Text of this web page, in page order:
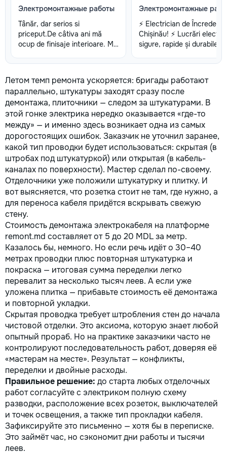
Электромонтажные работы
Tânăr, dar serios si
priceput.De câtiva ani mă
ocup de finisaje interioare. Mă
seriozitatea.Sunt gata sa
Электромонтажные
⚡️ Electrician de Încredere
Chișinău! ⚡️ Lucrări
sigure, rapide și durabile –
Apartamente | 🏬 Spații
proiect la ultimul bec –
executat corect și curat.
⸻ 🔌 Serviciile ✅
prize, întrerupătoare,
de iluminat, senzori ✅
și montaj tablouri electrice
Executare împământări și
instalare contoare ✅
Depistare și remediere
a defecțiunilor ✅
personalizată – găsim
potrivită pentru casa ta!
⸻ 📍 Lucrăm curat,
cap 📞 Sună acum: 068
199 📆 Disponibil rapid în
Chișinău și împrejurimi 💬
curentul pe mâna unui
profesionist. Siguranța ta
începe cu un electrician
Летом темп ремонта ускоряется: бригады работают
параллельно, штукатуры заходят сразу после
демонтажа, плиточники — следом за штукатурами. В
этой гонке электрика нередко оказывается «где-то
между» — и именно здесь возникает одна из самых
дорогостоящих ошибок. Заказчик не уточнил заранее,
какой тип проводки будет использоваться: скрытая (в
штробах под штукатуркой) или открытая (в кабель-
каналах по поверхности). Мастер сделал по-своему.
Отделочники уже положили штукатурку и плитку. И
вот выясняется, что розетка стоит не там, где нужно, а
для переноса кабеля придётся вскрывать свежую
стену.
Стоимость демонтажа электрокабеля на платформе
remont.md составляет от 5 до 20 MDL за метр.
Казалось бы, немного. Но если речь идёт о 30–40
метрах проводки плюс повторная штукатурка и
покраска — итоговая сумма переделки легко
перевалит за несколько тысяч леев. А если уже
уложена плитка — прибавьте стоимость её демонтажа
и повторной укладки.
Скрытая проводка требует штробления стен до начала
чистовой отделки. Это аксиома, которую знает любой
опытный прораб. Но на практике заказчики часто не
контролируют последовательность работ, доверяя её
«мастерам на месте». Результат — конфликты,
переделки и двойные расходы.
Правильное решение: до старта любых отделочных
работ согласуйте с электриком полную схему
разводки, расположение всех розеток, выключателей
и точек освещения, а также тип прокладки кабеля.
Зафиксируйте это письменно — хотя бы в переписке.
Это займёт час, но сэкономит дни работы и тысячи
леев.